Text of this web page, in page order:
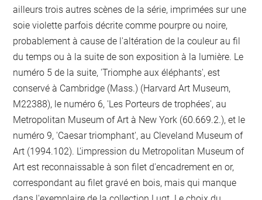
ailleurs trois autres scènes de la série, imprimées sur une
soie violette parfois décrite comme pourpre ou noire,
probablement à cause de l'altération de la couleur au fil
du temps ou à la suite de son exposition à la lumière. Le
numéro 5 de la suite, 'Triomphe aux éléphants', est
conservé à Cambridge (Mass.) (Harvard Art Museum,
M22388), le numéro 6, 'Les Porteurs de trophées', au
Metropolitan Museum of Art à New York (60.669.2.), et le
numéro 9, 'Caesar triomphant', au Cleveland Museum of
Art (1994.102). L'impression du Metropolitan Museum of
Art est reconnaissable à son filet d'encadrement en or,
correspondant au filet gravé en bois, mais qui manque